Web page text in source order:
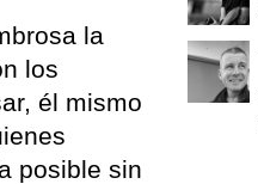
la
los
él mismo
posible sin